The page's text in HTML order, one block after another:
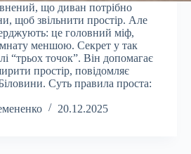
що диван потрібно
щоб звільнити простір. Але
це головний міф,
меншою. Секрет у так
“трьох точок”. Він допомагає
простір, повідомляє
Суть правила проста:
20.12.2025